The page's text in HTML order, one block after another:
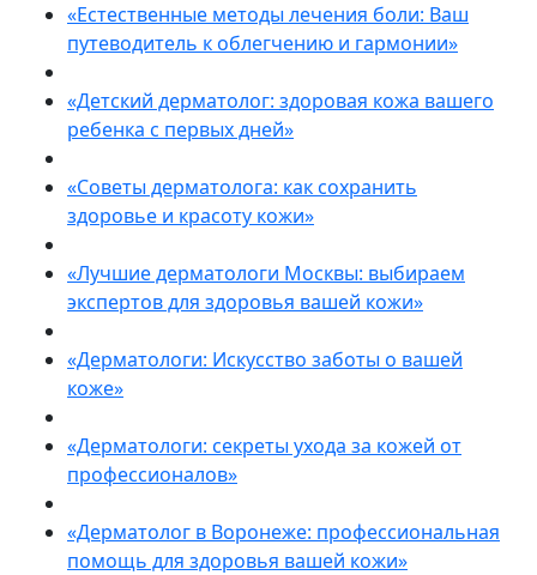
«Естественные методы лечения боли: Ваш
путеводитель к облегчению и гармонии»
«Детский дерматолог: здоровая кожа вашего
ребенка с первых дней»
«Советы дерматолога: как сохранить
здоровье и красоту кожи»
«Лучшие дерматологи Москвы: выбираем
экспертов для здоровья вашей кожи»
«Дерматологи: Искусство заботы о вашей
коже»
«Дерматологи: секреты ухода за кожей от
профессионалов»
«Дерматолог в Воронеже: профессиональная
помощь для здоровья вашей кожи»